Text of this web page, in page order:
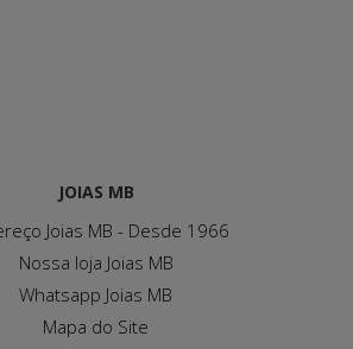
JOIAS MB
Joias MB - Desde 1966
Nossa loja Joias MB
Whatsapp Joias MB
Mapa do Site